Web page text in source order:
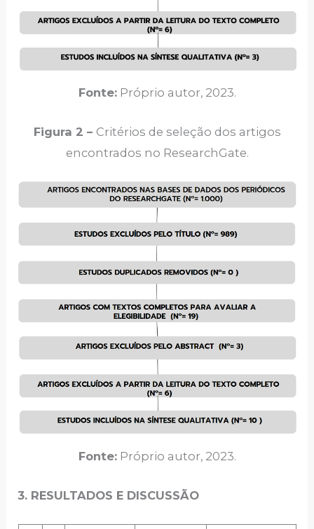
Fonte:Próprio autor, 2023.
Figura 2 – Critérios de seleção dos artigos
encontrados no ResearchGate.
Fonte:Próprio autor, 2023.
3. RESULTADOS E DISCUSSÃO